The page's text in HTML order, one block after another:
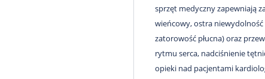
sprzęt medyczny zapewniają
wieńcowy, ostra niewydolność
zatorowość płucna) oraz
rytmu serca, nadciśnienie
opieki nad pacjentami